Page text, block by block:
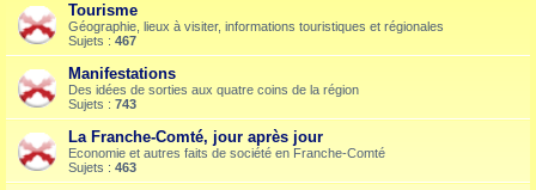
Tourisme
Géographie, lieux à visiter, informations touristiques et régionales
Sujets : 467
Manifestations
Des idées de sorties aux quatre coins de la région
Sujets : 743
La Franche-Comté, jour après jour
Economie et autres faits de société en Franche-Comté
Sujets : 463